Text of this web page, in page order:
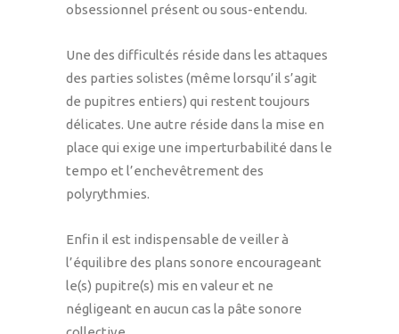
obsessionnel présent ou sous-entendu.
Une des difficultés réside dans les attaques
des parties solistes (même lorsqu’il s’agit
de pupitres entiers) qui restent toujours
délicates. Une autre réside dans la mise en
place qui exige une imperturbabilité dans le
tempo et l’enchevêtrement des
polyrythmies.
Enfin il est indispensable de veiller à
l’équilibre des plans sonore encourageant
le(s) pupitre(s) mis en valeur et ne
négligeant en aucun cas la pâte sonore